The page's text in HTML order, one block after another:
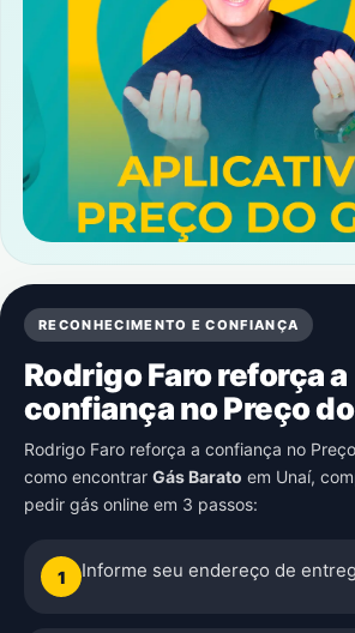
RECONHECIMENTO E CONFIANÇA
Rodrigo Faro reforça a
confiança no Preço
Rodrigo Faro reforça a confiança no
como encontrar Gás Barato em Unaí,
pedir gás online em 3 passos:
1 Informe seu endereço de